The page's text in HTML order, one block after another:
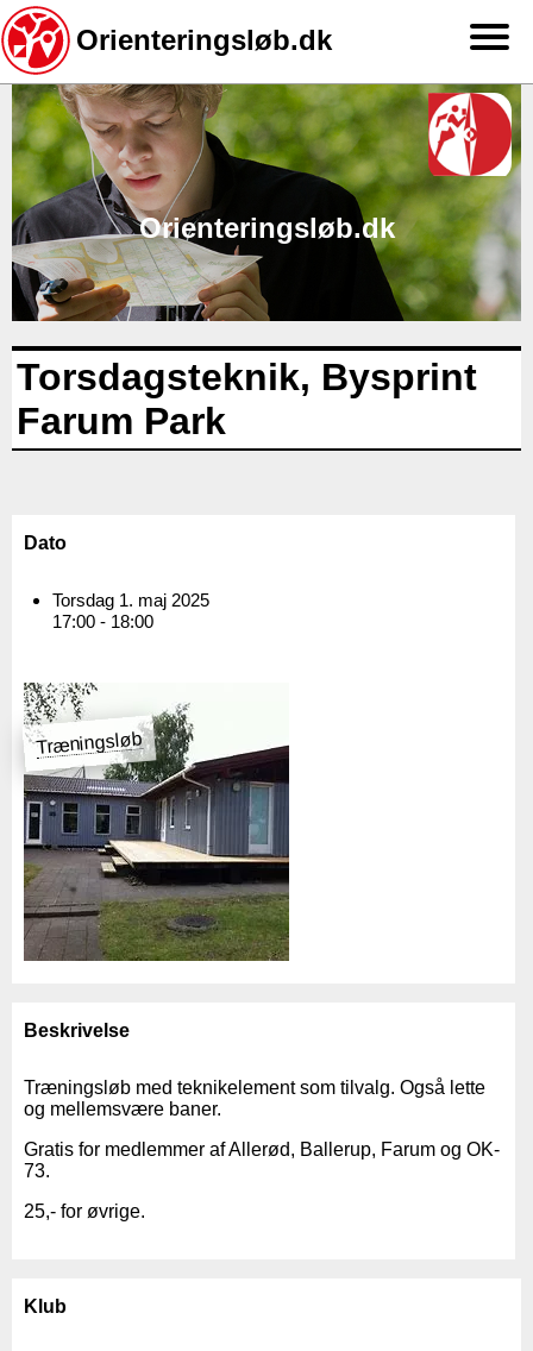
Gå
til
hovedindhold
Orienteringsløb.dk
Orienteringsløb.dk
Torsdagsteknik, Bysprint
Farum Park
Dato
Torsdag 1. maj 2025
17:00 - 18:00
Træningsløb
Beskrivelse
Træningsløb med teknikelement som tilvalg. Også lette
og mellemsvære baner.
Gratis for medlemmer af Allerød, Ballerup, Farum og OK-
73.
25,- for øvrige.
Klub